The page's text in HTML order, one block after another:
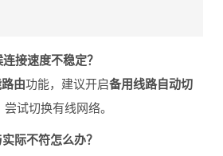
接速度不稳定？
由功能，建议开启备用线路自动切
试切换有线网络。
际不符怎么办？